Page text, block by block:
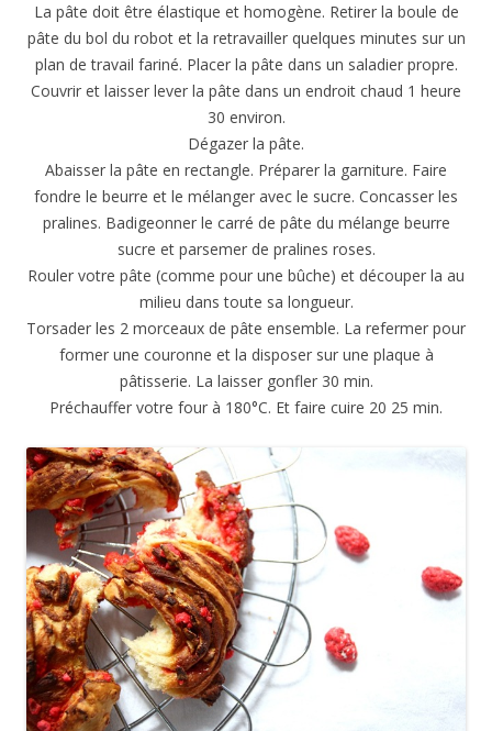
La pâte doit être élastique et homogène. Retirer la boule de
pâte du bol du robot et la retravailler quelques minutes sur un
plan de travail fariné. Placer la pâte dans un saladier propre.
Couvrir et laisser lever la pâte dans un endroit chaud 1 heure
30 environ.
Dégazer la pâte.
Abaisser la pâte en rectangle. Préparer la garniture. Faire
fondre le beurre et le mélanger avec le sucre. Concasser les
pralines. Badigeonner le carré de pâte du mélange beurre
sucre et parsemer de pralines roses.
Rouler votre pâte (comme pour une bûche) et découper la au
milieu dans toute sa longueur.
Torsader les 2 morceaux de pâte ensemble. La refermer pour
former une couronne et la disposer sur une plaque à
pâtisserie. La laisser gonfler 30 min.
Préchauffer votre four à 180°C. Et faire cuire 20 25 min.